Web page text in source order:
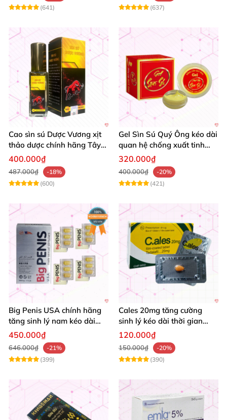
(641)
(637)
Cao sìn sú Dược Vương xịt
thảo dược chính hãng Tây
Nguyên tốt nhất
400.000₫
487.000₫
-18%
(600)
Gel Sìn Sú Quý Ông kéo dài
quan hệ chống xuất tinh
nhanh
320.000₫
400.000₫
-20%
(421)
Big Penis USA chính hãng
tăng sinh lý nam kéo dài
thời gian cường dương hộp
450.000₫
646.000₫
-21%
(399)
Cales 20mg tăng cường
sinh lý kéo dài thời gian
quan hệ chống xuất tinh
120.000₫
150.000₫
-20%
(390)